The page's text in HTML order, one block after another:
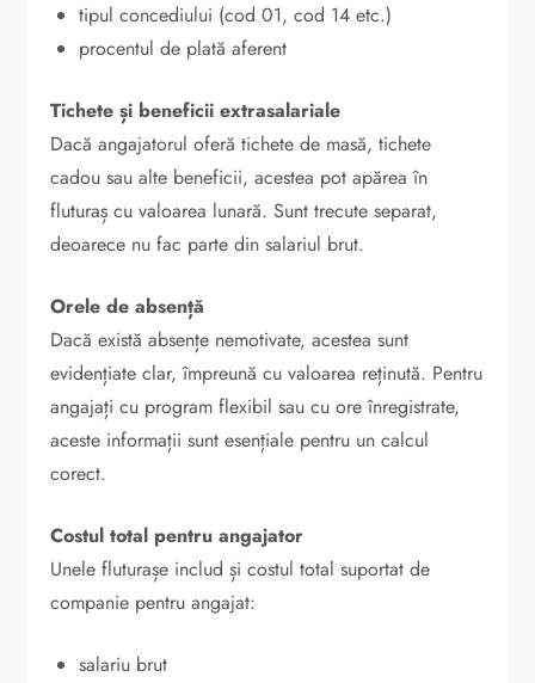
tipul concediului (cod 01, cod 14 etc.)
procentul de plată aferent
Tichete și beneficii extrasalariale
Dacă angajatorul oferă tichete de masă, tichete
cadou sau alte beneficii, acestea pot apărea în
fluturaș cu valoarea lunară. Sunt trecute separat,
deoarece nu fac parte din salariul brut.
Orele de absență
Dacă există absențe nemotivate, acestea sunt
evidențiate clar, împreună cu valoarea reținută. Pentru
angajați cu program flexibil sau cu ore înregistrate,
aceste informații sunt esențiale pentru un calcul
corect.
Costul total pentru angajator
Unele fluturașe includ și costul total suportat de
companie pentru angajat:
salariu brut